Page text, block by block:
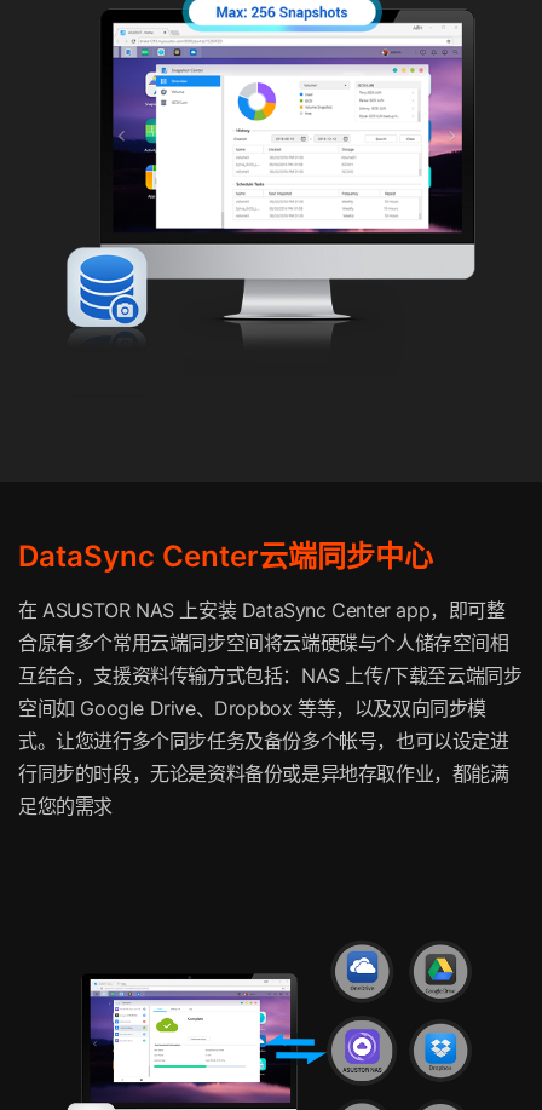
DataSync Center云端同步中心
在 ASUSTOR NAS 上安装 DataSync Center app，即可整
合原有多个常用云端同步空间将云端硬碟与个人储存空间相
互结合，支援资料传输方式包括：NAS 上传/下载至云端同步
空间如 Google Drive、Dropbox 等等，以及双向同步模
式。让您进行多个同步任务及备份多个帐号，也可以设定进
行同步的时段，无论是资料备份或是异地存取作业，都能满
足您的需求